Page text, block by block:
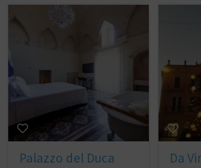
Palazzo del Duca Da